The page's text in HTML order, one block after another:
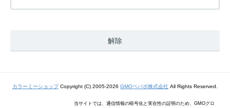
カラーミーショップCopyright (C) 2005-2026 GMOペパボ株式会社 All Rights Reserved.
当サイトでは、通信情報の暗号化と実在性の証明のため、GMOグロ